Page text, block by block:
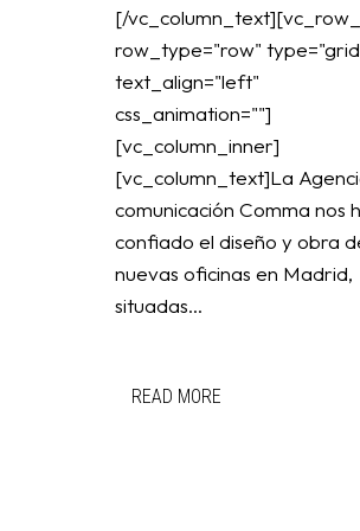
[/
row_type="row"
text_align="left"
css_animation=""]
[vc_column_inner]
[vc_column_text]La
comunicación Comma nos
confiado el diseño y obra
nuevas oficinas en Madrid,
situadas...
READ MORE